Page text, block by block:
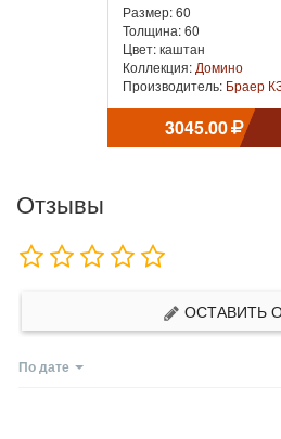
Размер: 60
Толщина: 60
Цвет: каштан
Коллекция: Домино
Производитель: Браер
3045.00
Отзывы
ОСТАВИТЬ
По дате